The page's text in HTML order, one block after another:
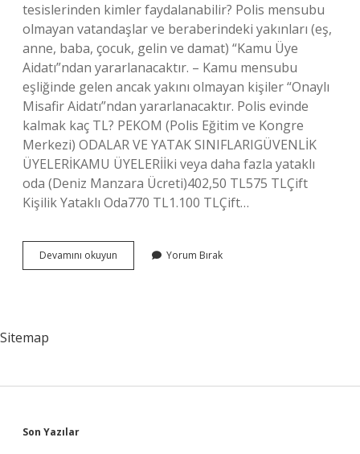
tesislerinden kimler faydalanabilir? Polis mensubu
olmayan vatandaşlar ve beraberindeki yakınları (eş,
anne, baba, çocuk, gelin ve damat) “Kamu Üye
Aidatı”ndan yararlanacaktır. – Kamu mensubu
eşliğinde gelen ancak yakını olmayan kişiler “Onaylı
Misafir Aidatı”ndan yararlanacaktır. Polis evinde
kalmak kaç TL? PEKOM (Polis Eğitim ve Kongre
Merkezi) ODALAR VE YATAK SINIFLARIGÜVENLİK
ÜYELERİKAMU ÜYELERİİki veya daha fazla yataklı
oda (Deniz Manzara Ücreti)402,50 TL575 TLÇift
Kişilik Yataklı Oda770 TL1.100 TLÇift…
Devamını okuyun
Polis
Yorum Bırak
Sitemap
Sidebar
Son Yazılar